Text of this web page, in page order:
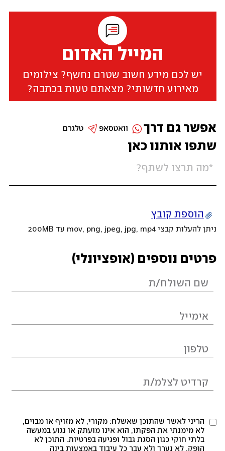
המייל האדום
יש לכם מידע חשוב שטרם נחשף? צילומים
מאירוע חדשותי? מצאתם טעות בכתבה?
שתפו אותנו כאן
הוספת קובץ
ניתן להעלות קבצי mov, png, jpeg, jpg, mp4 עד 200MB
פרטים נוספים (אופציונלי)
הריני לאשר שהתוכן שאשלח: מקורי, לא מזויף או מבוים,
לא מימנתי את הפקתו, הוא אינו מועתק או נגוע במעשה
בלתי חוקי כגון הסגת גבול ופגיעה בפרטיות. התוכן לא
הופק, לא נערך ולא עבר כל עיבוד באמצעות בינה
אפשר גם דרך טלגרם וואטסאפ